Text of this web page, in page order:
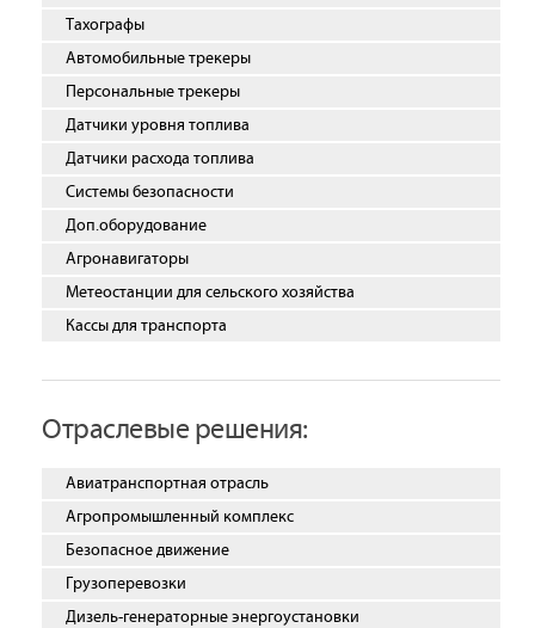
Тахографы
Автомобильные трекеры
Персональные трекеры
Датчики уровня топлива
Датчики расхода топлива
Системы безопасности
Доп.оборудование
Агронавигаторы
Метеостанции для сельского хозяйства
Кассы для транспорта
Отраслевые решения:
Авиатранспортная отрасль
Агропромышленный комплекс
Безопасное движение
Грузоперевозки
Дизель-генераторные энергоустановки